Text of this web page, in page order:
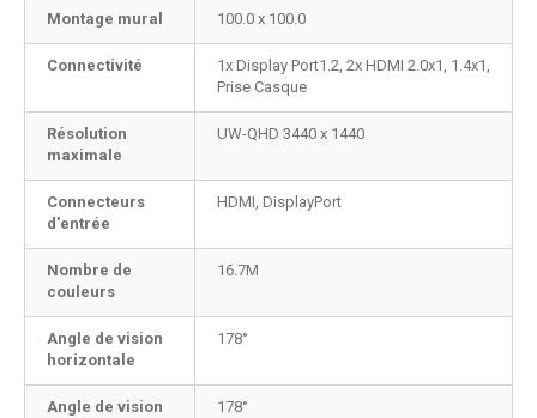
Montage mural 100.0 x 100.0
Connectivité
1x Display Port1.2, 2x HDMI 2.0x1, 1.4x1,
Prise Casque
Résolution
maximale
UW-QHD 3440 x 1440
Connecteurs
d'entrée
HDMI, DisplayPort
Nombre de
couleurs
16.7M
Angle de vision
horizontale
178°
Angle de vision
178°